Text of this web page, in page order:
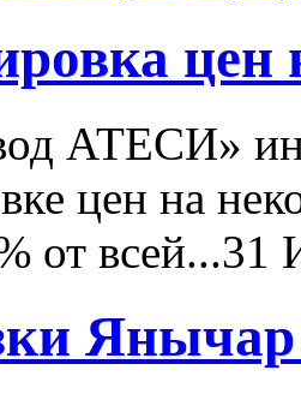
цен
АТЕСИ»
цен на
от всей...31
Янычар